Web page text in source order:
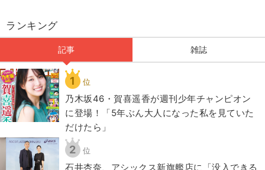
ランキング
記事 雑誌
1 位
乃木坂46・賀喜遥香が週刊少年チャンピオン
に登場！「5年ぶん大人になった私を見ていた
だけたら」
2 位
石井杏奈、アシックス新旗艦店に「没入できる